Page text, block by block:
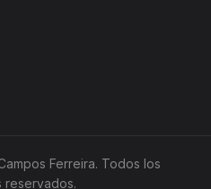
Ferreira. Todos los
reservados.